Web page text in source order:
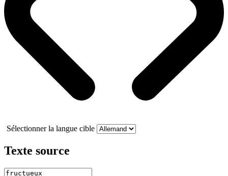
Sélectionner la langue cible
Texte source